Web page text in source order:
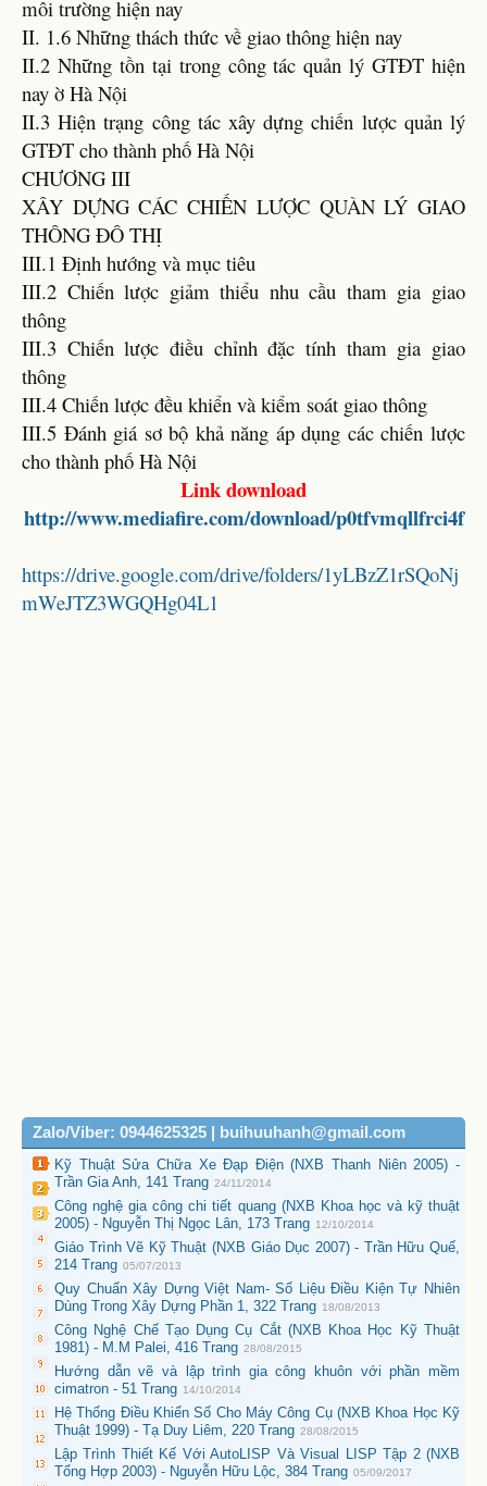
môi trường hiện nay
II. 1.6 Những thách thức về giao thông hiện nay
II.2 Những tồn tại trong công tác quản lý GTĐT hiện
nay ờ Hà Nội
II.3 Hiện trạng công tác xây dựng chiến lược quản lý
GTĐT cho thành phố Hà Nội
CHƯƠNG III
XÂY DỰNG CÁC CHIẾN LƯỢC QUÀN LÝ GIAO
THÔNG ĐÔ THỊ
III.1 Định hướng và mục tiêu
III.2 Chiến lược giảm thiểu nhu cầu tham gia giao
thông
III.3 Chiến lược điều chỉnh đặc tính tham gia giao
thông
III.4 Chiến lược đều khiển và kiểm soát giao thông
III.5 Đánh giá sơ bộ khả năng áp dụng các chiến lược
cho thành phố Hà Nội
Link download
http://www.mediafire.com/download/p0tfvmqllfrci4f
https://drive.google.com/drive/folders/1yLBzZ1rSQoNj
mWeJTZ3WGQHg04L1
Zalo/Viber: 0944625325 | buihuuhanh@gmail.com
Kỹ Thuật Sửa Chữa Xe Đạp Điện (NXB Thanh Niên 2005) -
Trần Gia Anh, 141 Trang 24/11/2014
Công nghệ gia công chi tiết quang (NXB Khoa học và kỹ thuật
2005) - Nguyễn Thị Ngọc Lân, 173 Trang 12/10/2014
Giáo Trình Vẽ Kỹ Thuật (NXB Giáo Dục 2007) - Trần Hữu Quế,
214 Trang 05/07/2013
Quy Chuẩn Xây Dựng Việt Nam- Số Liệu Điều Kiện Tự Nhiên
Dùng Trong Xây Dựng Phần 1, 322 Trang 18/08/2013
Công Nghệ Chế Tạo Dụng Cụ Cắt (NXB Khoa Học Kỹ Thuật
1981) - M.M Palei, 416 Trang 28/08/2015
Hướng dẫn vẽ và lập trình gia công khuôn với phần mềm
cimatron - 51 Trang 14/10/2014
Hệ Thống Điều Khiển Số Cho Máy Công Cụ (NXB Khoa Học Kỹ
Thuật 1999) - Tạ Duy Liêm, 220 Trang 28/08/2015
Lập Trình Thiết Kế Với AutoLISP Và Visual LISP Tập 2 (NXB
Tổng Hợp 2003) - Nguyễn Hữu Lộc, 384 Trang 05/09/2017